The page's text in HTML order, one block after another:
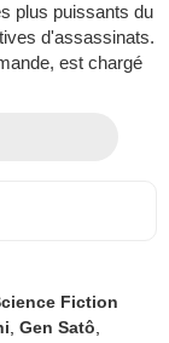
plus puissants du
d'assassinats.
est chargé
Fiction
,Gen Satô,